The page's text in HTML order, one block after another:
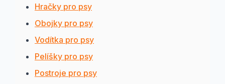
Hračky pro psy
Obojky pro psy
Vodítka pro psy
Pelíšky pro psy
Postroje pro psy